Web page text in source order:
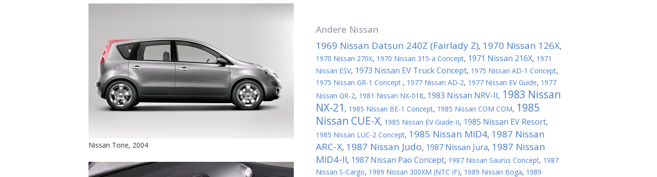
Nissan Tone, 2004
Andere Nissan
1969 Nissan Datsun 240Z (Fairlady Z), 1970 Nissan 126X,
1970 Nissan 270X, 1970 Nissan 315-a Concept, 1971 Nissan 216X, 1971
Nissan ESV, 1973 Nissan EV Truck Concept, 1975 Nissan AD-1 Concept,
1975 Nissan GR-1 Concept , 1977 Nissan AD-2, 1977 Nissan EV Guide, 1977
Nissan GR-2, 1981 Nissan NX-018, 1983 Nissan NRV-II, 1983 Nissan
NX-21 , 1985 Nissan BE-1 Concept, 1985 Nissan COM COM, 1985
Nissan CUE-X, 1985 Nissan EV Guide-II, 1985 Nissan EV Resort,
1985 Nissan LUC-2 Concept, 1985 Nissan MID4, 1987 Nissan
ARC-X, 1987 Nissan Judo, 1987 Nissan Jura, 1987 Nissan
MID4-II, 1987 Nissan Pao Concept, 1987 Nissan Saurus Concept, 1987
Nissan S-Cargo, 1989 Nissan 300XM (NTC IF), 1989 Nissan Boga, 1989